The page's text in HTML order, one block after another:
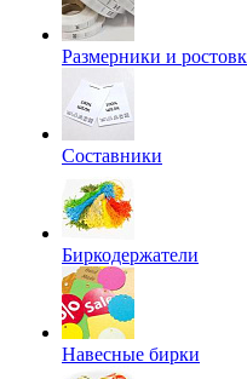
Размерники и
Составники
Биркодержатели
Навесные бирки